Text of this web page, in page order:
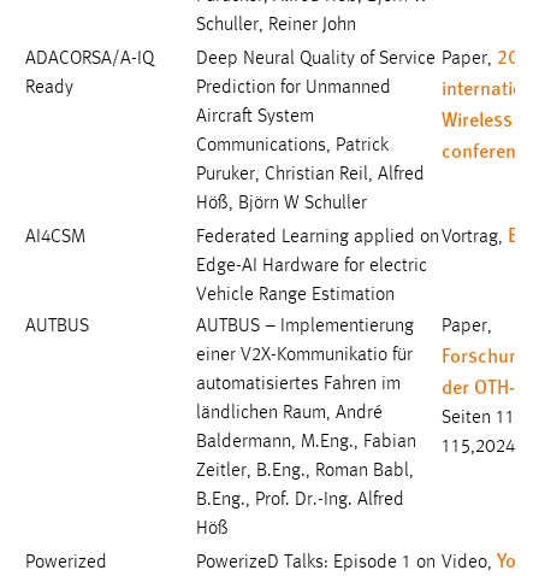
Schuller, Reiner John
ADACORSA/A-IQ
Ready
Deep Neural Quality of Service
Prediction for Unmanned
Aircraft System
Communications, Patrick
Puruker, Christian Reil, Alfred
Höß, Björn W Schuller
Paper,
Wireless
conference
AI4CSM
Federated Learning applied on
Edge-AI Hardware for electric
Vehicle Range Estimation
Vortrag,
AUTBUS
AUTBUS – Implementierung
einer V2X-Kommunikatio für
automatisiertes Fahren im
ländlichen Raum, André
Baldermann, M.Eng., Fabian
Zeitler, B.Eng., Roman Babl,
B.Eng., Prof. Dr.-Ing. Alfred
Höß
Paper,
der OTH-
Seiten 110-
115,2024
Powerized
PowerizeD Talks: Episode 1 on Video,
5e9dbeb1811c0446 = Sitzungslaufzeit, mibew_locale = 3
Jahre, MIBEW_UserID = 1 Jahr
fe_user, be_user, be_lastLoginProvider
Dieser Cookie ist notwendig um sich an der Website
einloggen zu können.
Cookie Laufzeit:
Statistik Cookies erfassen Informationen anonym.
Diese Informationen helfen uns zu verstehen, wie
unsere Besucher unsere Website nutzen.